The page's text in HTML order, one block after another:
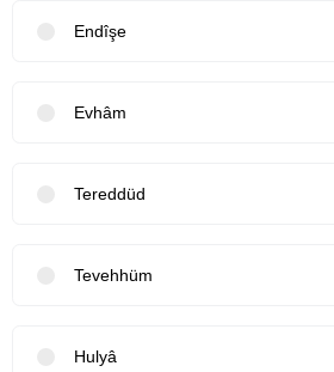
Endîşe
Evhâm
Tereddüd
Tevehhüm
Hulyâ